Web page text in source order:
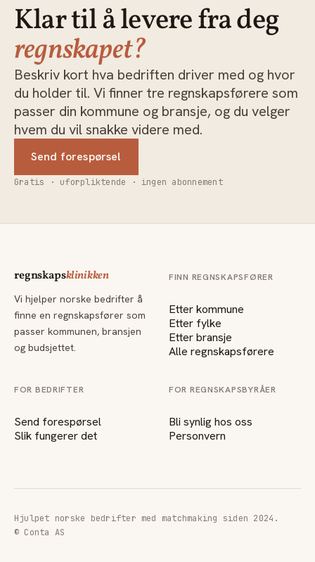
Klar til å levere fra deg
regnskapet?
Beskriv kort hva bedriften driver med og hvor
du holder til. Vi finner tre regnskapsførere som
passer din kommune og bransje, og du velger
hvem du vil snakke videre med.
Send forespørsel
Gratis · uforpliktende · ingen abonnement
regnskapsklinikken
Vi hjelper norske bedrifter å
finne en regnskapsfører som
passer kommunen, bransjen
og budsjettet.
FINN REGNSKAPSFØRER
Etter kommune
Etter fylke
Etter bransje
Alle regnskapsførere
FOR BEDRIFTER
Send forespørsel
Slik fungerer det
FOR REGNSKAPSBYRÅER
Bli synlig hos oss
Personvern
Hjulpet norske bedrifter med matchmaking siden 2024.
© Conta AS